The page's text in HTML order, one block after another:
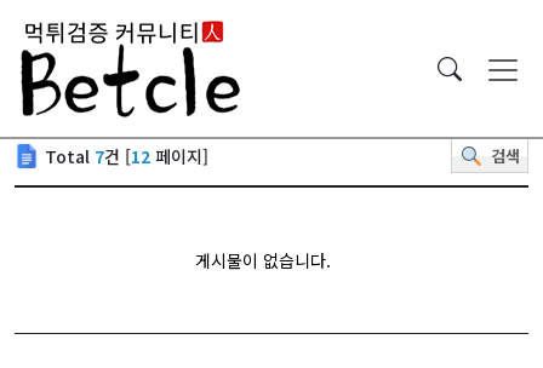
Total 7건 [12 페이지] 검색
게시물이 없습니다.